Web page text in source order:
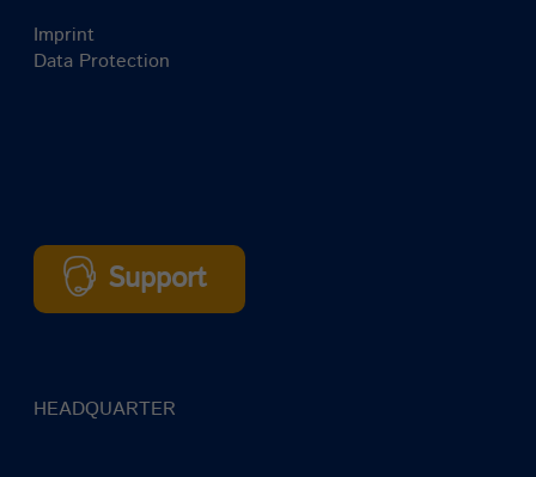
Imprint
Data Protection
Support
HEADQUARTER